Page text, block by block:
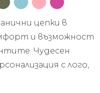
цепки в
и възможност
Чудесен
с лого,